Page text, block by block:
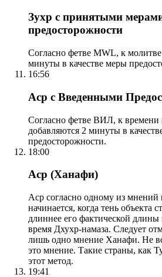
Зухр с принятыми
предосторожности
Согласно фетве MWL, к молитве
минуты в качестве меры
16:56
Аср с Введенными
Согласно фетве ВИЛ, к времени
добавляются 2 минуты в
предосторожности.
18:00
Аср (Ханафи)
Аср согласно одному из
начинается, когда тень объекта
длиннее его фактической
время Дхухр-намаза. Следует
лишь одно мнение Ханафи. Не
это мнение. Такие страны, как
этот метод.
19:41